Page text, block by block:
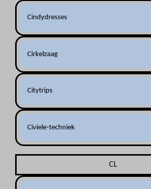
Cindydresses
Cirkelzaag
Citytrips
Civiele-techniek
CL